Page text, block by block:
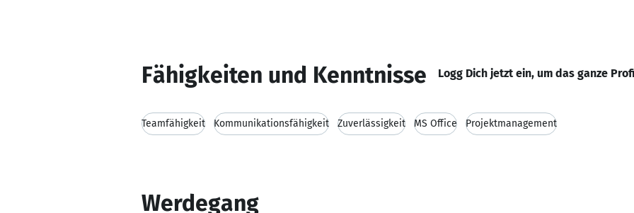
Fähigkeiten und Kenntnisse Logg Dich jetzt ein, um das ganze
Teamfähigkeit Kommunikationsfähigkeit Zuverlässigkeit MS Office Projektmanagement
Werdegang